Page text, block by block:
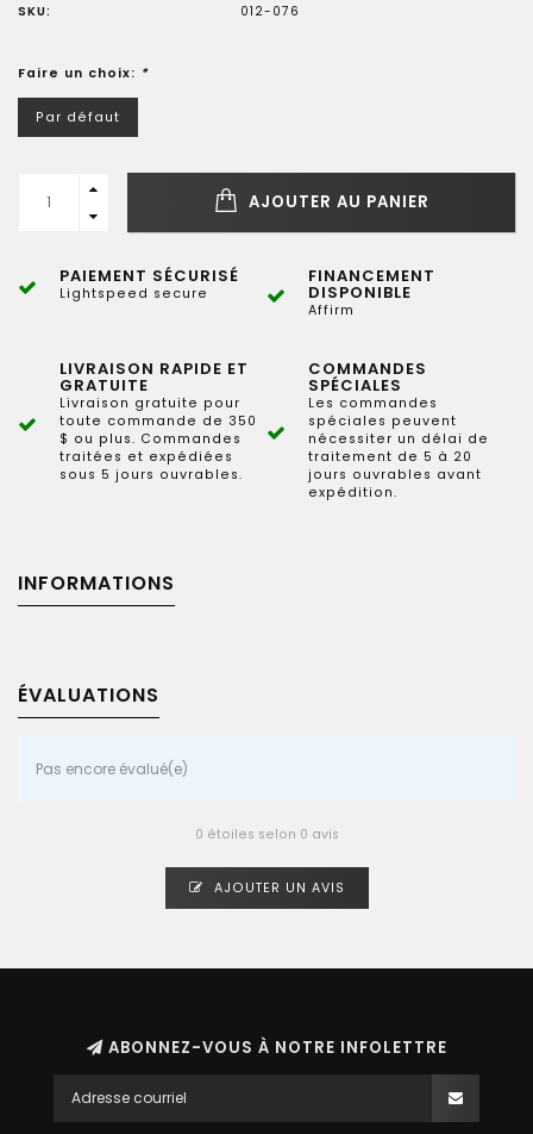
SKU:
012-076
Faire un choix: *
Par défaut
AJOUTER AU PANIER
PAIEMENT SÉCURISÉ
Lightspeed secure
FINANCEMENT
DISPONIBLE
Affirm
LIVRAISON RAPIDE ET
GRATUITE
Livraison gratuite pour
toute commande de 350
$ ou plus. Commandes
traitées et expédiées
sous 5 jours ouvrables.
COMMANDES
SPÉCIALES
Les commandes
spéciales peuvent
nécessiter un délai de
traitement de 5 à 20
jours ouvrables avant
expédition.
INFORMATIONS
ÉVALUATIONS
Pas encore évalué(e)
0 étoiles selon 0 avis
AJOUTER UN AVIS
ABONNEZ-VOUS À NOTRE INFOLETTRE